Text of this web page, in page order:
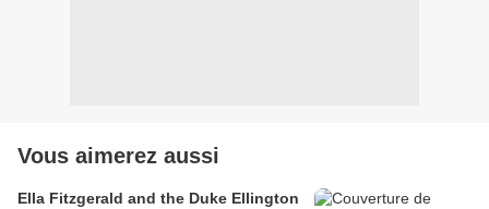
Vous aimerez aussi
Ella Fitzgerald and the Duke Ellington